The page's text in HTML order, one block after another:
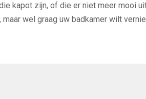
kapot zijn, of die er niet meer mooi
wel graag uw badkamer wilt